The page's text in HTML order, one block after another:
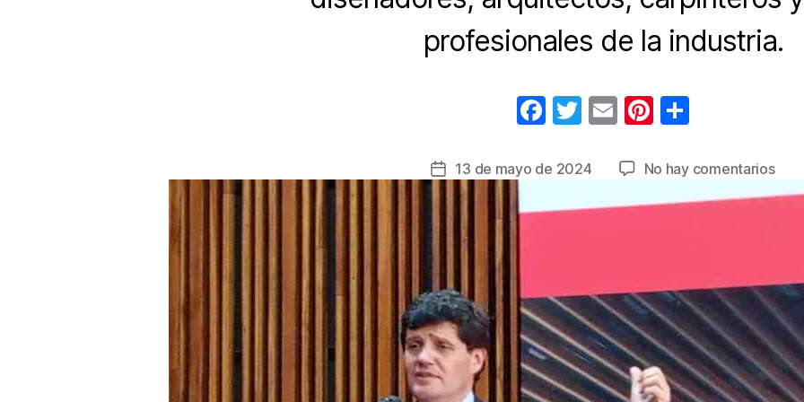
profesionales de la industria.
F
c
b
k
T
tt
er
E
ail
Pi
er
e
m
p
Fecha
entrada
13 de mayo de 2024 No hay comentariosen
de
un